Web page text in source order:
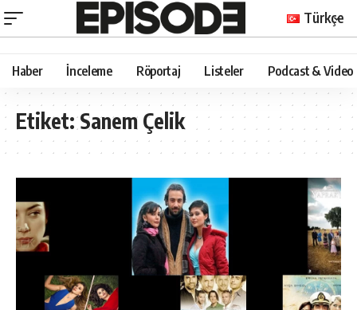
Türkçe
Haber İnceleme Röportaj Listeler Podcast & Video
Etiket:Sanem Çelik